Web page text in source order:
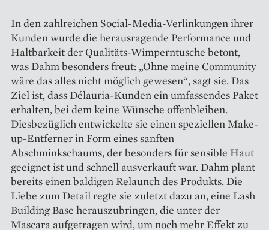
In den zahlreichen Social-Media-Verlinkungen ihrer
Kunden wurde die herausragende Performance und
Haltbarkeit der Qualitäts-Wimperntusche betont,
was Dahm besonders freut: „Ohne meine Community
wäre das alles nicht möglich gewesen“, sagt sie. Das
Ziel ist, dass Délauria-Kunden ein umfassendes Paket
erhalten, bei dem keine Wünsche offenbleiben.
Diesbezüglich ent­wickelte sie einen speziellen Make-
up-Entferner in Form eines sanften
Abschminkschaums, der besonders für sensible Haut
geeignet ist und schnell ausverkauft war. Dahm plant
bereits einen baldigen Relaunch des Produkts. Die
Liebe zum Detail regte sie zuletzt dazu an, eine Lash
Building Base herauszubringen, die unter der
Mascara aufgetragen wird, um noch mehr Effekt zu